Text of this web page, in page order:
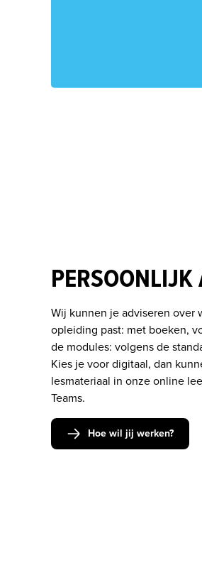
PERSOONLIJK
Wij kunnen je adviseren over
opleiding past: met boeken,
de modules: volgens de
Kies je voor digitaal, dan
lesmateriaal in onze online
Teams.
Hoe wil jij werken?